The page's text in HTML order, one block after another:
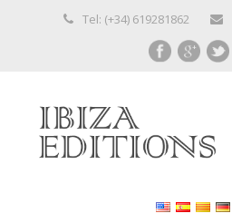
Tel: (+34) 619281862